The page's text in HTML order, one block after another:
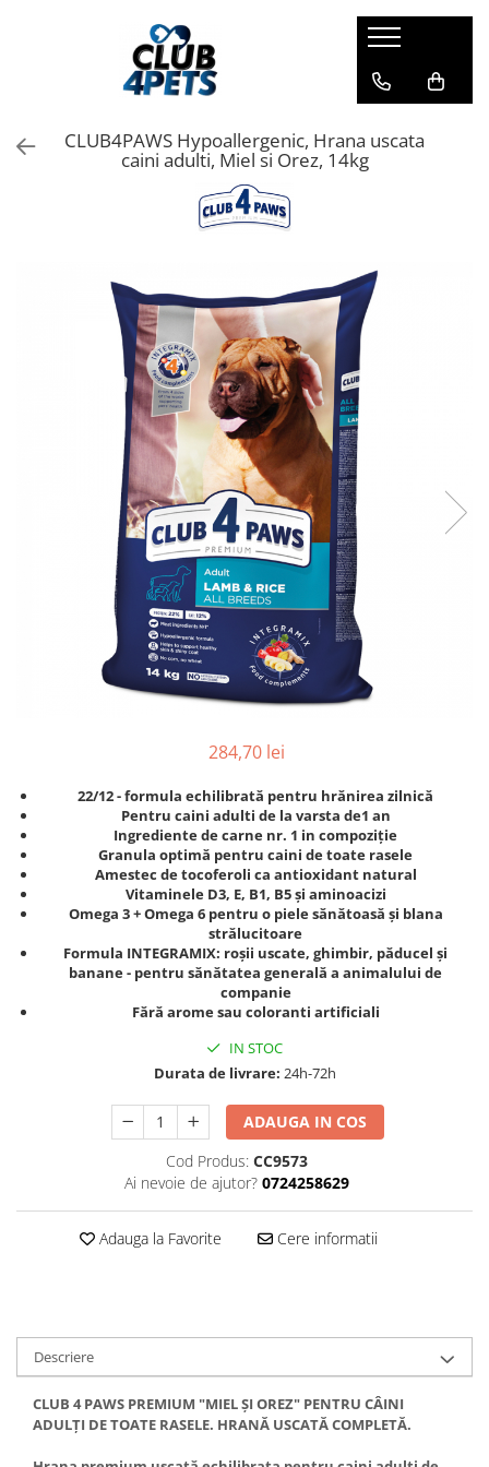
Hrana umeda
Hrana uscata
Igiena&Cosmetica
Odorizante pentru litiera
CLUB4PAWS Hypoallergenic, Hrana uscata
caini adulti, Miel si Orez, 14kg
284,70 lei
22/12 - formula echilibrată pentru hrănirea zilnică
Pentru caini adulti de la varsta de1 an
Ingrediente de carne nr. 1 in compoziție
Granula optimă pentru caini de toate rasele
Amestec de tocoferoli ca antioxidant natural
Vitaminele D3, E, B1, B5 și aminoacizi
Omega 3 + Omega 6 pentru o piele sănătoasă și blana
strălucitoare
Formula INTEGRAMIX: roșii uscate, ghimbir, păducel și
banane - pentru sănătatea generală a animalului de
companie
Fără arome sau coloranti artificiali
IN STOC
Durata de livrare: 24h-72h
ADAUGA IN COS
Cod Produs: CC9573
Ai nevoie de ajutor? 0724258629
Adauga la Favorite Cere informatii
Descriere
CLUB 4 PAWS PREMIUM "MIEL ȘI OREZ" PENTRU CÂINI
ADULȚI DE TOATE RASELE. HRANĂ USCATĂ COMPLETĂ.